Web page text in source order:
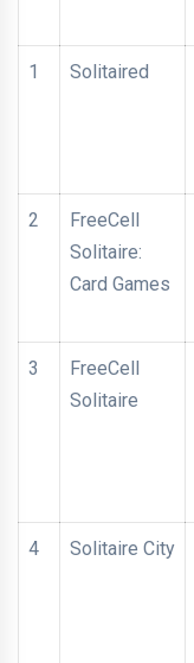
1 Solitaired
2
FreeCell
Solitaire:
Card Games
3
FreeCell
Solitaire
4 Solitaire City